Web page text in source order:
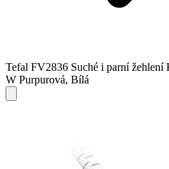
Tefal FV2836 Suché i parní žehlení
W Purpurová, Bílá